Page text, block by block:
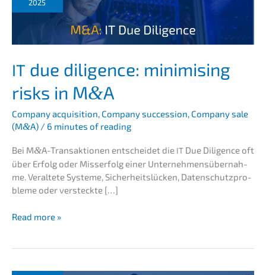
2025
IT due diligence: minimi­sing
risks in M&A
Compa­ny acqui­si­ti­on, Compa­ny succes­si­on, Compa­ny sale
(M&A) / 6 minutes of reading
Bei M&A-Transaktionen entschei­det die IT Due Diligence oft
über Erfolg oder Misserfolg einer Unter­neh­mens­über­nah­
me. Veral­te­te Syste­me, Sicher­heits­lü­cken, Daten­schutz­pro­
ble­me oder versteckte […]
IT
sing
Read more »